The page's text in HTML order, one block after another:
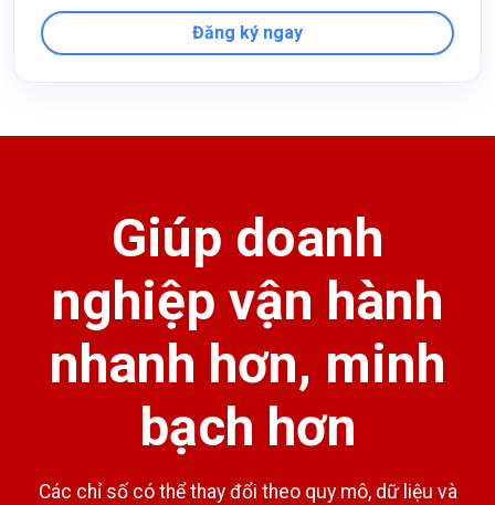
Đăng ký ngay
Giúp doanh
nghiệp vận hành
nhanh hơn, minh
bạch hơn
Các chỉ số có thể thay đổi theo quy mô, dữ liệu và